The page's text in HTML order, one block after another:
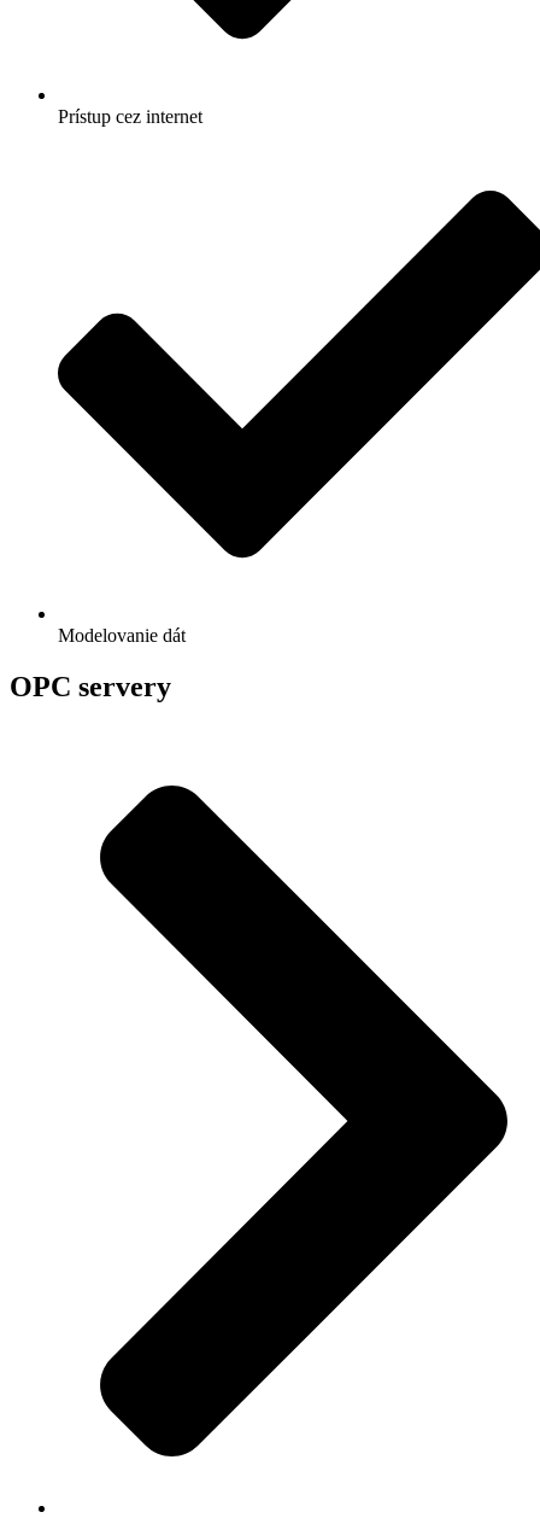
Prístup cez internet
Modelovanie dát
OPC servery